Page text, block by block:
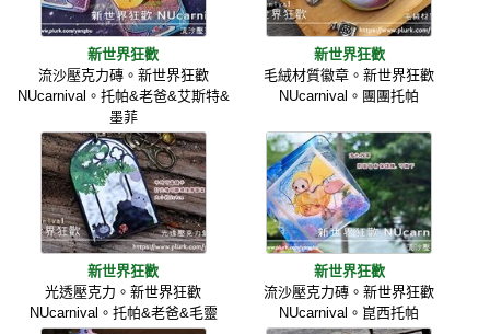
新世界狂歡
流沙壓克力磚。新世界狂歡
NUcarnival。托帕&老爸&艾斯特&
墨菲
新世界狂歡
毛絨材質徽章。新世界狂歡
NUcarnival。團團托帕
新世界狂歡
光透壓克力。新世界狂歡
NUcarnival。托帕&老爸&毛靈
新世界狂歡
流沙壓克力磚。新世界狂歡
NUcarnival。崑西托帕